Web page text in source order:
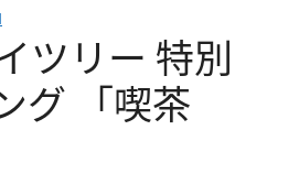
ツリー 特別
グ 「喫茶